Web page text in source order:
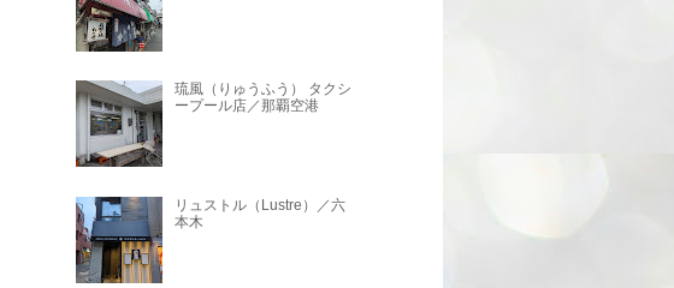
琉風（りゅうふう） タクシ
ープール店／那覇空港
リュストル（Lustre）／六
本木